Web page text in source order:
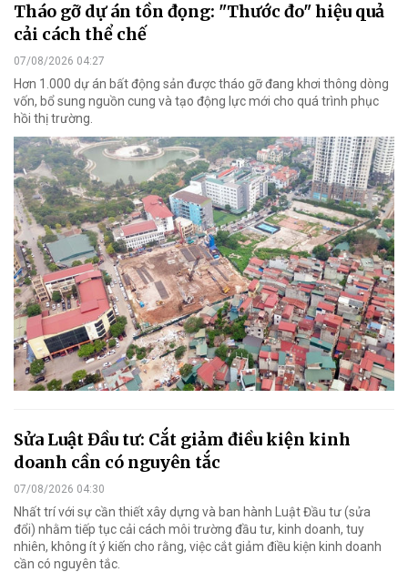
Tháo gỡ dự án tồn đọng: "Thước đo" hiệu quả
cải cách thể chế
07/08/2026 04:27
Hơn 1.000 dự án bất động sản được tháo gỡ đang khơi thông dòng
vốn, bổ sung nguồn cung và tạo động lực mới cho quá trình phục
hồi thị trường.
Sửa Luật Đầu tư: Cắt giảm điều kiện kinh
doanh cần có nguyên tắc
07/08/2026 04:30
Nhất trí với sự cần thiết xây dựng và ban hành Luật Đầu tư (sửa
đổi) nhằm tiếp tục cải cách môi trường đầu tư, kinh doanh, tuy
nhiên, không ít ý kiến cho rằng, việc cắt giảm điều kiện kinh doanh
cần có nguyên tắc.